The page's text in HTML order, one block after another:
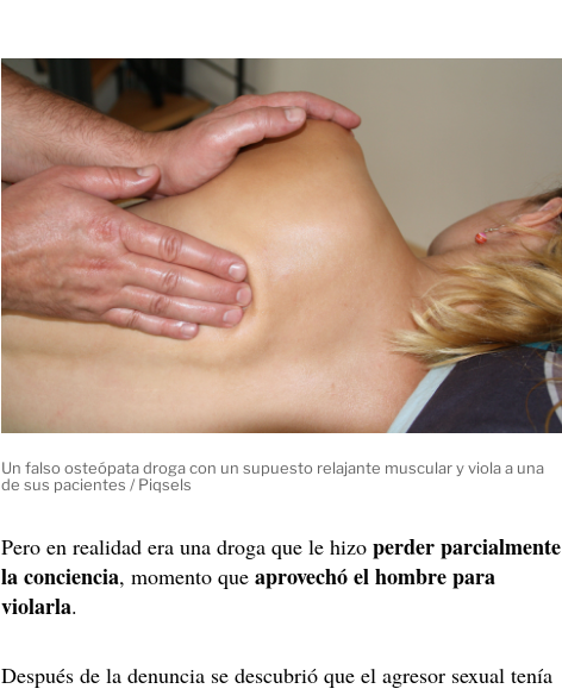
Un falso osteópata droga con un supuesto relajante muscular y viola a una
de sus pacientes / Piqsels
Pero en realidad era una droga que le hizoperder parcialmente
la conciencia, momento que aprovechó el hombre para
violarla.
Después de la denuncia se descubrió que el agresor sexual tenía